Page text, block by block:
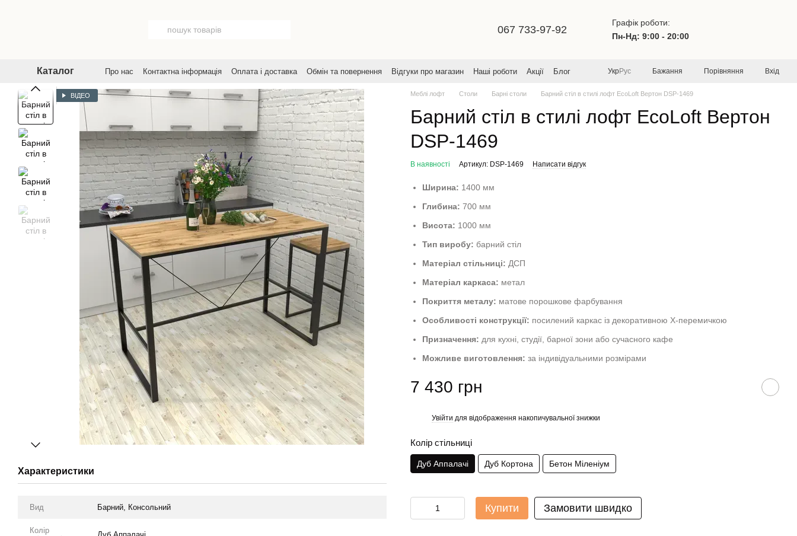
067 733-97-92
Графік роботи:
Пн-Нд: 9:00 - 20:00
Каталог Про нас Контактна інформація Оплата і доставка Обмін та повернення Відгуки про магазин Наші роботи Акції
Блог
УкрРус Бажання Порівняння Вхід
ВІДЕО
Характеристики
Вид Барний, Консольний
Колір
Меблі лофт Столи Барні столи Барний стіл в стилі лофт EcoLoft Вертон DSP-1469
Барний стіл в стилі лофт EcoLoft Вертон
DSP-1469
В наявності Артикул: DSP-1469 Написати відгук
Ширина: 1400 мм
Глибина: 700 мм
Висота: 1000 мм
Тип виробу: барний стіл
Матеріал стільниці: ДСП
Матеріал каркаса: метал
Покриття металу: матове порошкове фарбування
Особливості конструкції: посилений каркас із декоративною Х-перемичкою
Призначення: для кухні, студії, барної зони або сучасного кафе
Можливе виготовлення: за індивідуальними розмірами
7 430 грн
Увійти для відображення накопичувальної знижки
Колір стільниці
Дуб Аппалачі Дуб Кортона Бетон Міленіум
Купити Замовити швидко